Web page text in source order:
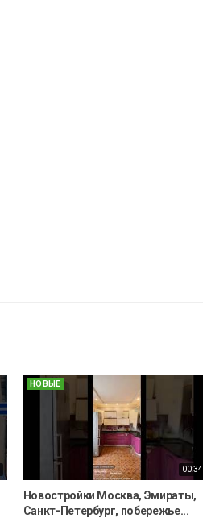
00:34
НОВЫЕ
Новостройки Москва, Эмираты,
Санкт-Петербург, побережье...